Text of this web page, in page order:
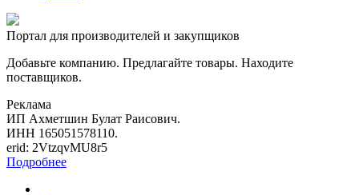
Портал для производителей и закупщиков
Добавьте компанию. Предлагайте товары. Находите
поставщиков.
Реклама
ИП Ахметшин Булат Раисович.
ИНН 165051578110.
erid: 2VtzqvMU8r5
Подробнее